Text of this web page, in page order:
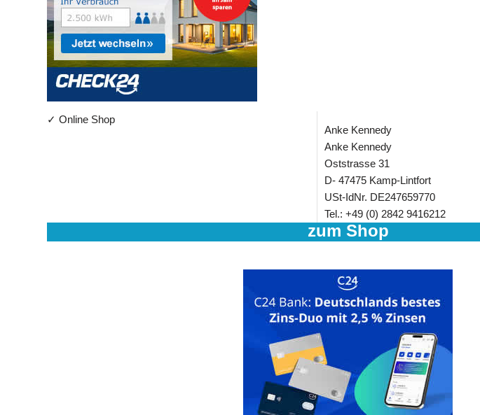
✓ Online Shop
Anke Kennedy
Anke Kennedy
Oststrasse 31
D- 47475 Kamp-Lintfort
USt-IdNr. DE247659770
Tel.: +49 (0) 2842 9416212
zum Shop